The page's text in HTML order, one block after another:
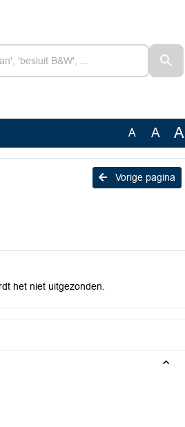
A A A
Vorige pagina
het niet uitgezonden.